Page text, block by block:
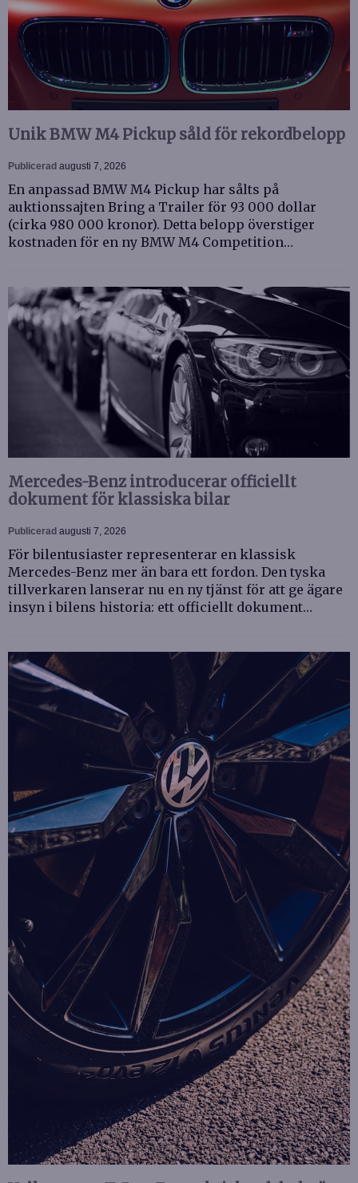
Unik BMW M4 Pickup såld för rekordbelopp
Publicerad augusti 7, 2026
En anpassad BMW M4 Pickup har sålts på
auktionssajten Bring a Trailer för 93 000 dollar
(cirka 980 000 kronor). Detta belopp överstiger
kostnaden för en ny BMW M4 Competition…
Mercedes-Benz introducerar officiellt
dokument för klassiska bilar
Publicerad augusti 7, 2026
För bilentusiaster representerar en klassisk
Mercedes-Benz mer än bara ett fordon. Den tyska
tillverkaren lanserar nu en ny tjänst för att ge ägare
insyn i bilens historia: ett officiellt dokument…